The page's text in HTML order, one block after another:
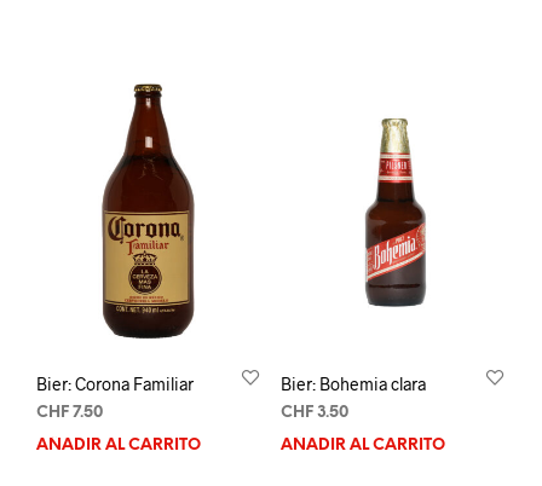
Bier: Corona Familiar
CHF 7.50
AÑADIR AL CARRITO
Bier: Bohemia clara
CHF3.50
AÑADIR AL CARRITO